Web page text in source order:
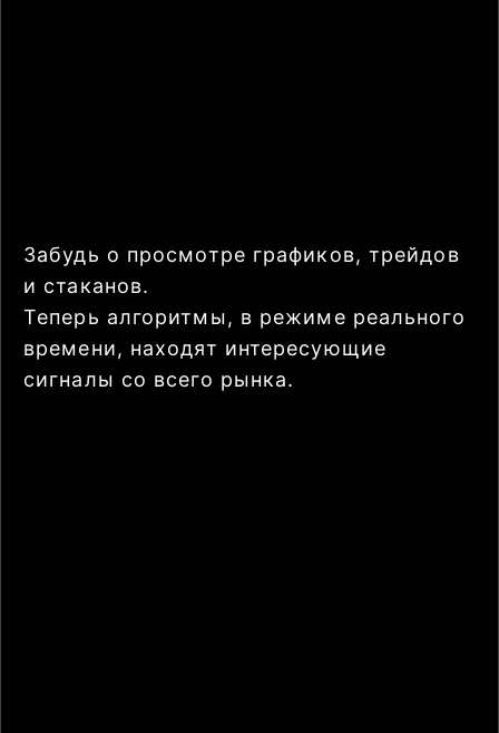
Забудь о просмотре графиков, трейдов
и стаканов.
Теперь алгоритмы, в режиме реального
времени, находят интересующие
сигналы со всего рынка.